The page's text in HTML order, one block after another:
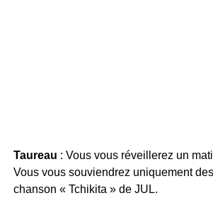
Taureau : Vous vous réveillerez un
Vous vous souviendrez uniquement
chanson « Tchikita » de JUL.